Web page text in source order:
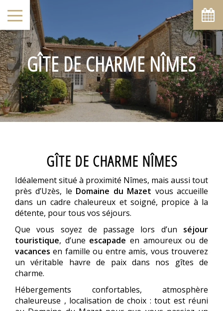
GÎTE DE CHARME NÎMES
GÎTE DE CHARME NÎMES
Idéalement situé à proximité Nîmes, mais aussi tout
près d’Uzès, le Domaine du Mazet vous accueille
dans un cadre chaleureux et soigné, propice à la
détente, pour tous vos séjours.
Que vous soyez de passage lors d’un séjour
touristique, d’une escapadeen amoureux ou de
vacancesen famille ou entre amis, vous trouverez
un véritable havre de paix dans nos gîtes de
charme.
Hébergements confortables, atmosphère
chaleureuse , localisation de choix : tout est réuni